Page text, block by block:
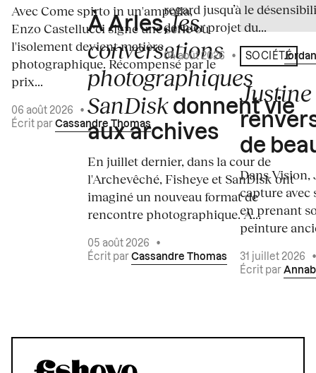
Avec Come spirto in un'ampolla,
Enzo Castellucci signe une série où
l'isolement devient matière
photographique. Récompensé par le
prix...
06 août 2026
•
Écrit par Cassandre Thomas
À Arles,les
conversations
photographiques
SanDisk donnent vie
aux archives
En juillet dernier, dans la cour de
l'Archevêché, Fisheye et SanDisk ont
imaginé un nouveau format de
rencontre photographique. À...
05 août 2026
•
Écrit par Cassandre Thomas
regard jusqu’à le
dernier projet du...
04 août 2026 • Écrit par
SOCIÉTÉ
de
Dans
capture avec
en prenant
peinture
31 juillet 2026
Écrit par